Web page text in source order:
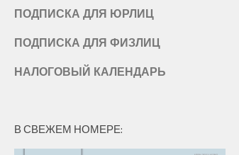
ПОДПИСКА ДЛЯ ЮРЛИЦ
ПОДПИСКА ДЛЯ ФИЗЛИЦ
НАЛОГОВЫЙ КАЛЕНДАРЬ
В СВЕЖЕМ НОМЕРЕ: